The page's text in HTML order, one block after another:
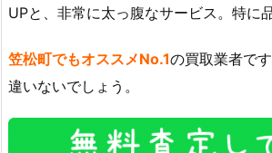
UPと、非常に太っ腹なサービス。特に
笠松町でもオススメNo.1の買取業者で
違いないでしょう。